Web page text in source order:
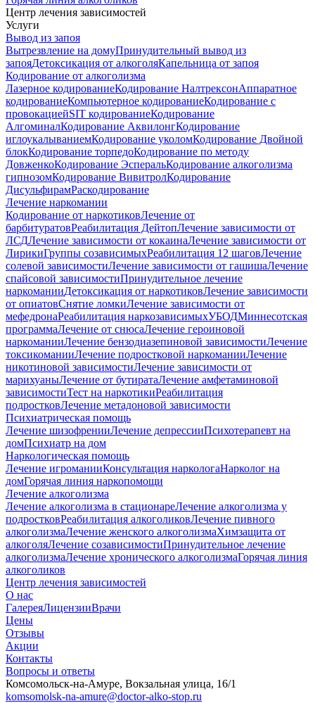
Центр лечения зависимостей
Услуги
Вывод из запоя
Вытрезвление на домуПринудительный вывод из
запояДетоксикация от алкоголяКапельница от запоя
Кодирование от алкоголизма
Лазерное кодированиеКодирование НалтрексонАппаратное
кодированиеКомпьютерное кодированиеКодирование с
провокациейSIT кодированиеКодирование
АлгоминалКодирование АквилонгКодирование
иглоукалываниемКодирование уколомКодирование Двойной
блокКодирование торпедоКодирование по методу
ДовженкоКодирование ЭсперальКодирование алкоголизма
гипнозомКодирование ВивитролКодирование
ДисульфирамРаскодирование
Лечение наркомании
Кодирование от наркотиковЛечение от
барбитуратовРеабилитация ДейтопЛечение зависимости от
ЛСДЛечение зависимости от кокаинаЛечение зависимости от
ЛирикиГруппы созависимыхРеабилитация 12 шаговЛечение
солевой зависимостиЛечение зависимости от гашишаЛечение
спайсовой зависимостиПринудительное лечение
наркоманииДетоксикация от наркотиковЛечение зависимости
от опиатовСнятие ломкиЛечение зависимости от
мефедронаРеабилитация наркозависимыхУБОДМиннесотская
программаЛечение от снюсаЛечение героиновой
наркоманииЛечение бензодиазепиновой зависимостиЛечение
токсикоманииЛечение подростковой наркоманииЛечение
никотиновой зависимостиЛечение зависимости от
марихуаныЛечение от бутиратаЛечение амфетаминовой
зависимостиТест на наркотикиРеабилитация
подростковЛечение метадоновой зависимости
Психиатрическая помощь
Лечение шизофренииЛечение депрессииПсихотерапевт на
домПсихиатр на дом
Наркологическая помощь
Лечение игроманииКонсультация наркологаНарколог на
домГорячая линия наркопомощи
Лечение алкоголизма
Лечение алкоголизма в стационареЛечение алкоголизма у
подростковРеабилитация алкоголиковЛечение пивного
алкоголизмаЛечение женского алкоголизмаХимзащита от
алкоголяЛечение созависимостиПринудительное лечение
алкоголизмаЛечение хронического алкоголизмаГорячая линия
алкоголиков
Центр лечения зависимостей
О нас
ГалереяЛицензииВрачи
Цены
Отзывы
Акции
Контакты
Вопросы и ответы
Комсомольск-на-Амуре, Вокзальная улица, 16/1
komsomolsk-na-amure@doctor-alko-stop.ru